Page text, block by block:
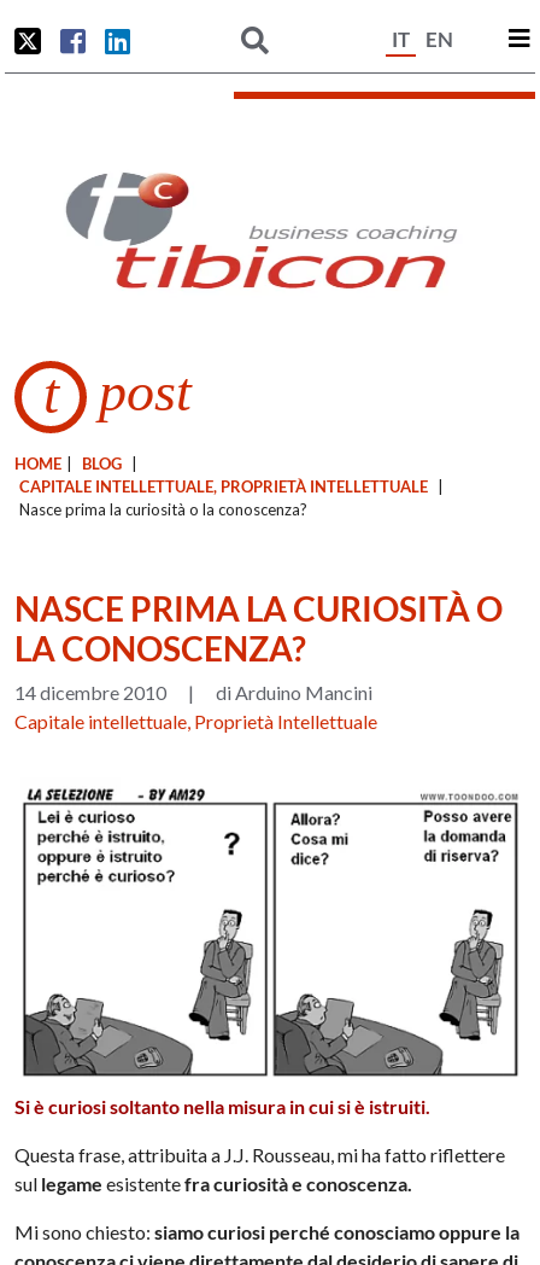
IT EN
t post
HOME BLOG
CAPITALE INTELLETTUALE, PROPRIETÀ INTELLETTUALE
Nasce prima la curiosità o la conoscenza?
NASCE PRIMA LA CURIOSITÀ O
LA CONOSCENZA?
14 dicembre 2010 |
di Arduino Mancini
Capitale intellettuale, Proprietà Intellettuale
Si è curiosi soltanto nella misura in cui si è istruiti.
Questa frase, attribuita a J.J. Rousseau, mi ha fatto riflettere
sul legameesistentefra curiosità e conoscenza.
Mi sono chiesto:siamo curiosi perché conosciamo oppure la